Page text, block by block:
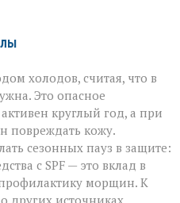
холодов, считая, что в
Это опасное
круглый год, а при
повреждать кожу.
сезонных пауз в защите:
с SPF — это вклад в
морщин. К